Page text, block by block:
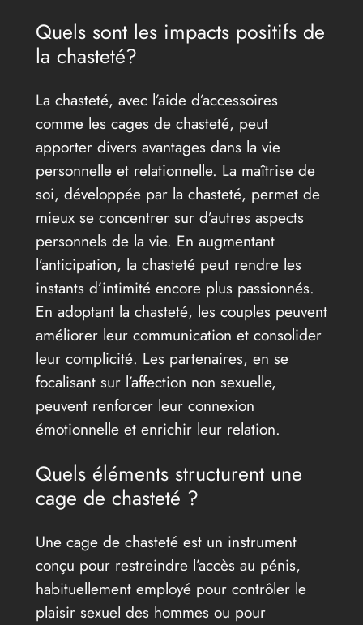
Quels sont les impacts positifs de
la chasteté?
La chasteté, avec l’aide d’accessoires
comme les cages de chasteté, peut
apporter divers avantages dans la vie
personnelle et relationnelle. La maîtrise de
soi, développée par la chasteté, permet de
mieux se concentrer sur d’autres aspects
personnels de la vie. En augmentant
l’anticipation, la chasteté peut rendre les
instants d’intimité encore plus passionnés.
En adoptant la chasteté, les couples peuvent
améliorer leur communication et consolider
leur complicité. Les partenaires, en se
focalisant sur l’affection non sexuelle,
peuvent renforcer leur connexion
émotionnelle et enrichir leur relation.
Quels éléments structurent une
cage de chasteté ?
Une cage de chasteté est un instrument
conçu pour restreindre l’accès au pénis,
habituellement employé pour contrôler le
plaisir sexuel des hommes ou pour